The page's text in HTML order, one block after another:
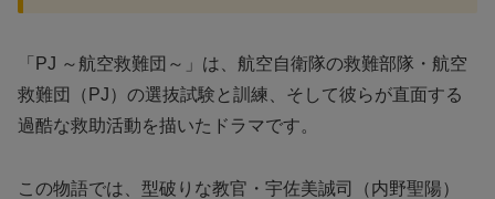
「PJ ～航空救難団～」は、航空自衛隊の救難部隊・航空
救難団（PJ）の選抜試験と訓練、そして彼らが直面する
過酷な救助活動を描いたドラマです。
この物語では、型破りな教官・宇佐美誠司（内野聖陽）